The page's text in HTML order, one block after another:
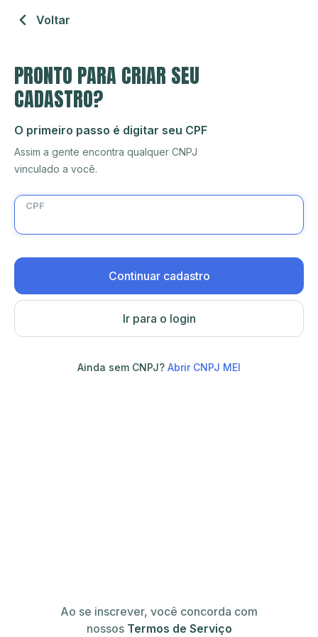
Voltar
PRONTO PARA CRIAR SEU
CADASTRO?
O primeiro passo é digitar seu CPF
Assim a gente encontra qualquer CNPJ
vinculado a você.
CPF
Continuar cadastro
Ir para o login
Ainda sem CNPJ? Abrir CNPJ MEI
Ao se inscrever, você concorda com
nossos Termos de Serviço